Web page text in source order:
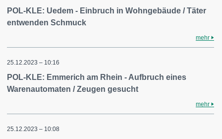
POL-KLE: Uedem - Einbruch in Wohngebäude / Täter
entwenden Schmuck
mehr
25.12.2023 – 10:16
POL-KLE: Emmerich am Rhein - Aufbruch eines
Warenautomaten / Zeugen gesucht
mehr
25.12.2023 – 10:08